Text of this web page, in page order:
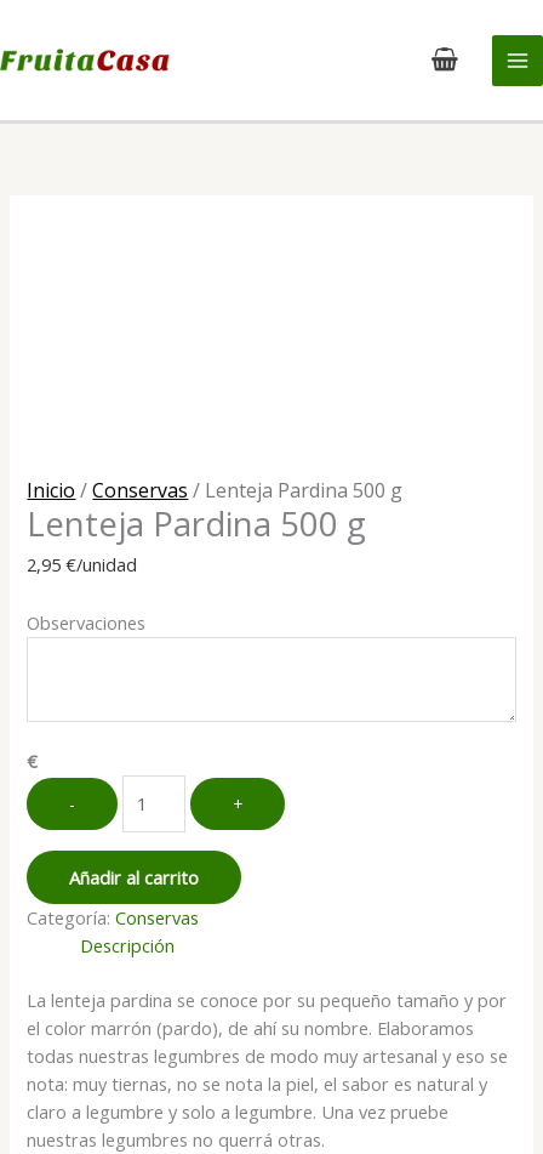
contenido
Inicio /Conservas / Lenteja Pardina 500 g
Lenteja Pardina 500 g
2,95€/unidad
Observaciones
€
Lenteja
Pardina
g
cantidad
- +
Añadir al carrito
Categoría:Conservas
Descripción
La lenteja pardina se conoce por su pequeño tamaño y por
el color marrón (pardo), de ahí su nombre. Elaboramos
todas nuestras legumbres de modo muy artesanal y eso se
nota: muy tiernas, no se nota la piel, el sabor es natural y
claro a legumbre y solo a legumbre. Una vez pruebe
nuestras legumbres no querrá otras.